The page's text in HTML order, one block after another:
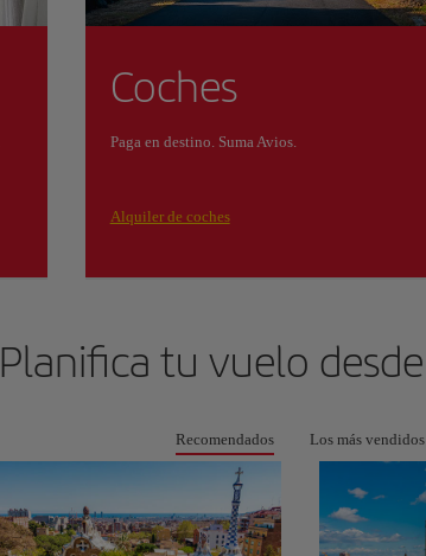
Coches
Paga en destino. Suma Avios.
Alquiler de coches
Planifica tu vuelo desde
Recomendados Los más vendidos